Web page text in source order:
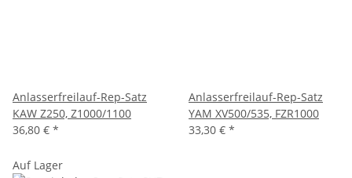
Anlasserfreilauf-Rep-Satz
KAW Z250, Z1000/1100
36,80 € *
Anlasserfreilauf-Rep-Satz
YAM XV500/535, FZR1000
33,30 € *
Auf Lager